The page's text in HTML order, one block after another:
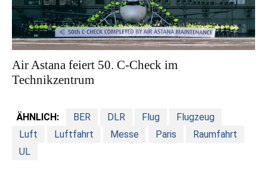
Air Astana feiert 50. C-Check im
Technikzentrum
ÄHNLICH: BER DLR Flug
Flugzeug
Luft
Luftfahrt Messe Paris
Raumfahrt
UL